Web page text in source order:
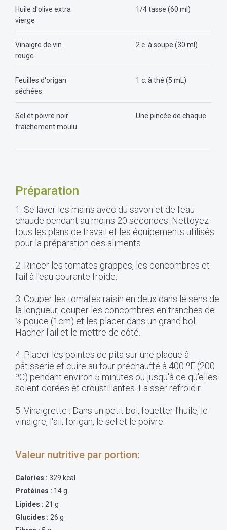
Huile d'olive extra
vierge
1/4 tasse (60 ml)
Vinaigre de vin
rouge
2 c. à soupe (30 ml)
Feuilles d'origan
séchées
1 c. à thé (5 mL)
Sel et poivre noir
fraîchement moulu
Une pincée de chaque
Préparation
1. Se laver les mains avec du savon et de l'eau
chaude pendant au moins 20 secondes. Nettoyez
tous les plans de travail et les équipements utilisés
pour la préparation des aliments.
2. Rincer les tomates grappes, les concombres et
l'ail à l'eau courante froide.
3. Couper les tomates raisin en deux dans le sens de
la longueur, couper les concombres en tranches de
½ pouce (1cm) et les placer dans un grand bol.
Hacher l'ail et le mettre de côté.
4. Placer les pointes de pita sur une plaque à
pâtisserie et cuire au four préchauffé à 400 ºF (200
ºC) pendant environ 5 minutes ou jusqu'à ce qu'elles
soient dorées et croustillantes. Laisser refroidir.
5. Vinaigrette : Dans un petit bol, fouetter l'huile, le
vinaigre, l'ail, l'origan, le sel et le poivre.
Valeur nutritive par portion:
Calories : 329 kcal
Protéines : 14 g
Lipides : 21 g
Glucides : 26 g